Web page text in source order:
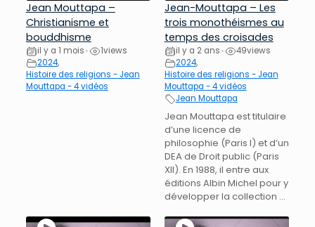
Jean Mouttapa –
Christianisme et
bouddhisme
il y a 1 mois • 1views
2024,
Histoire des religions - Jean
Mouttapa - 4 vidéos
Jean-Mouttapa – Les
trois monothéismes au
temps des croisades
il y a 2 ans • 49views
2024,
Histoire des religions - Jean
Mouttapa - 4 vidéos
Jean Mouttapa
Jean Mouttapa est titulaire
d’une licence de
philosophie (Paris I) et d’un
DEA de Droit public (Paris
XII). En 1988, il entre aux
éditions Albin Michel pour y
développer la collection ...